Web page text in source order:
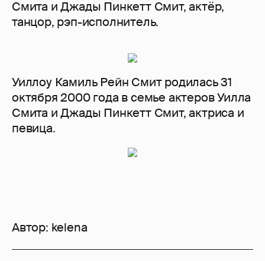
Смита и Джады Пинкетт Смит, актёр,
танцор, рэп-исполнитель.
Уиллоу Камиль Рейн Смит родилась 31
октября 2000 года в семье актеров Уилла
Смита и Джады Пинкетт Смит, актриса и
певица.
Автор: kelena